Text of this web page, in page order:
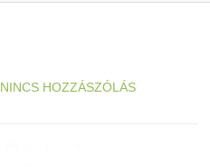
NINCS HOZZÁSZÓLÁS